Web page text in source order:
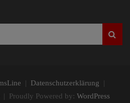
Datenschutzerklärung
Proudly Powered by: WordPress